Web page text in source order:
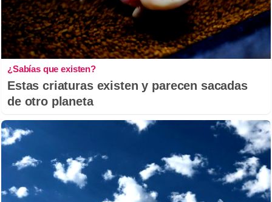
¿Sabías que existen?
Estas criaturas existen y parecen sacadas
de otro planeta